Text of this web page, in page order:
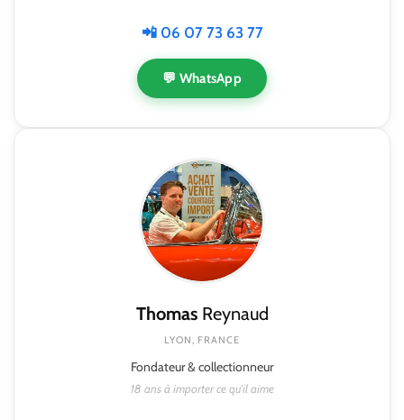
📲 06 07 73 63 77
💬 WhatsApp
ThomasReynaud
LYON, FRANCE
Fondateur & collectionneur
18 ans à importer ce qu'il aime